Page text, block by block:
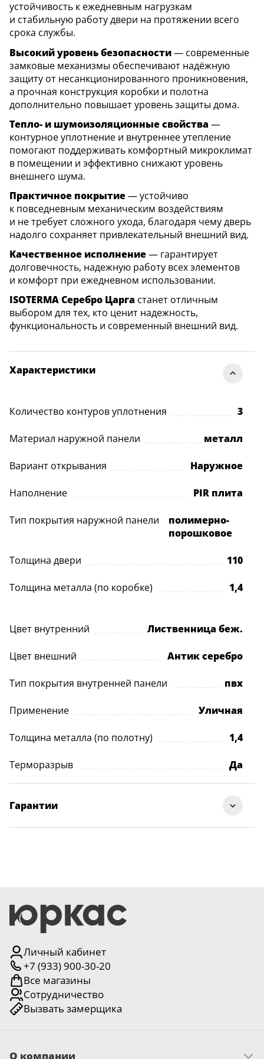
устойчивость к ежедневным нагрузкам
и стабильную работу двери на протяжении всего
срока службы.
Высокий уровень безопасности— современные
замковые механизмы обеспечивают надёжную
защиту от несанкционированного проникновения,
а прочная конструкция коробки и полотна
дополнительно повышает уровень защиты дома.
Тепло- и шумоизоляционные свойства —
контурное уплотнение и внутреннее утепление
помогают поддерживать комфортный микроклимат
в помещении и эффективно снижают уровень
внешнего шума.
Практичное покрытие— устойчиво
к повседневным механическим воздействиям
и не требует сложного ухода, благодаря чему дверь
надолго сохраняет привлекательный внешний вид.
Качественное исполнение— гарантирует
долговечность, надежную работу всех элементов
и комфорт при ежедневном использовании.
ISOTERMA Серебро Царга станет отличным
выбором для тех, кто ценит надежность,
функциональность и современный внешний вид.
Характеристики
Количество контуров уплотнения 3
Материал наружной панели металл
Вариант открывания Наружное
Наполнение PIR плита
Тип покрытия наружной панели
полимерно-
порошковое
Толщина двери 110
Толщина металла (по коробке) 1,4
Цвет внутренний Лиственница беж.
Цвет внешний Антик серебро
Тип покрытия внутренней панели пвх
Применение Уличная
Толщина металла (по полотну) 1,4
Терморазрыв Да
Гарантии
Личный кабинет
+7 (933) 900-30-20
Все магазины
Сотрудничество
Вызвать замерщика
О компании